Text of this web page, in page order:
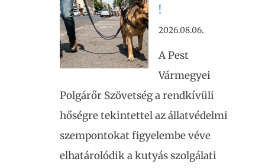
!
2026.08.06.
A Pest
Vármegyei
Polgárőr Szövetség a rendkívüli
hőségre tekintettel az állatvédelmi
szempontokat figyelembe véve
elhatárolódik a kutyás szolgálati